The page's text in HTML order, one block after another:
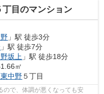
目のマンション
」駅 徒歩3分
」駅 徒歩7分
坂上 」駅 徒歩18分
㎡
東中野５丁目
ので、体調が悪くなっても安